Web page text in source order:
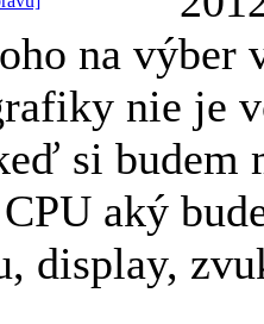
na výber
nie je
si
aký
display,